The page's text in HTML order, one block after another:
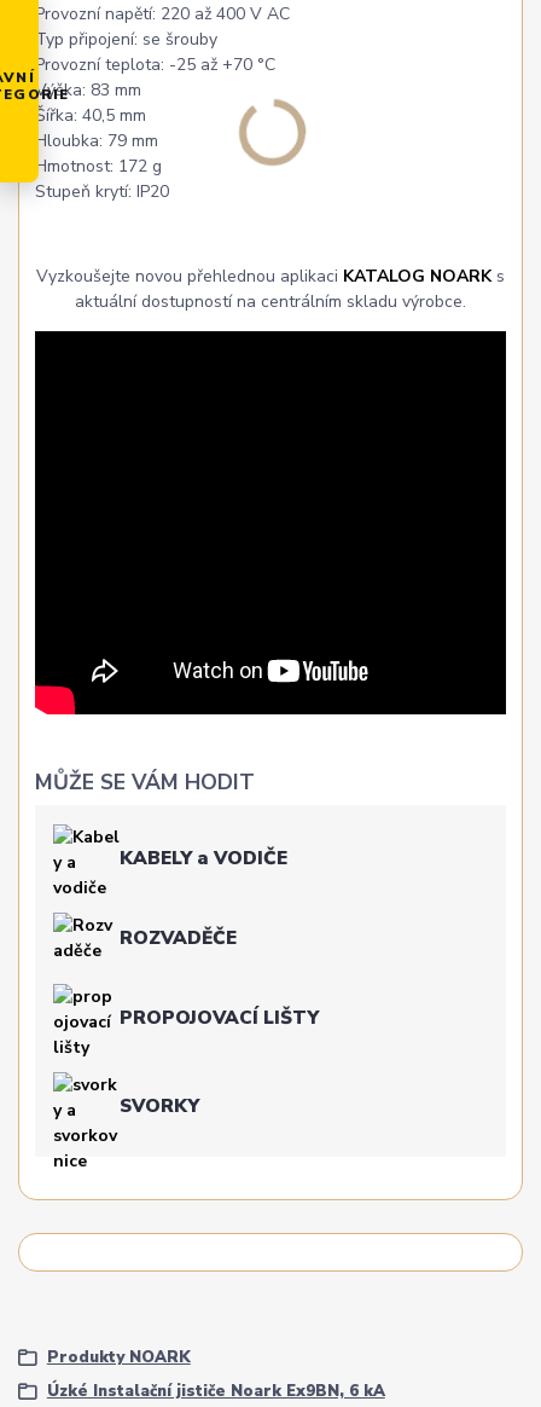
Provozní napětí: 220 až 400 V AC
Typ připojení: se šrouby
Provozní teplota: -25 až +70 °C
Výška: 83 mm
Šířka: 40,5 mm
Hloubka: 79 mm
Hmotnost: 172 g
Stupeň krytí: IP20
Vyzkoušejte novou přehlednou aplikaci KATALOG NOARKs
aktuální dostupností na centrálním skladu výrobce.
MŮŽE SE VÁM HODIT
KABELY a VODIČE
ROZVADĚČE
PROPOJOVACÍ LIŠTY
SVORKY
Produkty NOARK
Úzké Instalační jističe Noark Ex9BN, 6 kA